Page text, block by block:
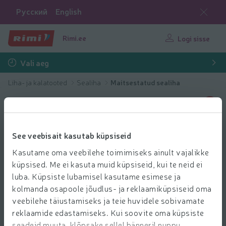
See veebisait kasutab küpsiseid
Kasutame oma veebilehe toimimiseks ainult vajalikke
küpsised. Me ei kasuta muid küpsiseid, kui te neid ei
luba. Küpsiste lubamisel kasutame esimese ja
kolmanda osapoole jõudlus- ja reklaamiküpsiseid oma
veebilehe täiustamiseks ja teie huvidele sobivamate
reklaamide edastamiseks. Kui soovite oma küpsiste
Русский English
Rimi.ee Logi sisse
Vali aeg
Liha- ja kalatooted Sealiha Maitsestatud sealiha